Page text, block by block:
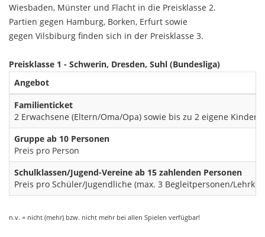
Wiesbaden, Münster und Flacht in die Preisklasse 2.
Partien gegen Hamburg, Borken, Erfurt sowie
gegen Vilsbiburg finden sich in der Preisklasse 3.
Preisklasse 1 - Schwerin, Dresden, Suhl (Bundesliga)
Angebot
Familienticket
2 Erwachsene (Eltern/Oma/Opa) sowie bis zu 2 eigene Kinder/
Gruppe ab 10 Personen
Preis pro Person
Schulklassen/Jugend-Vereine ab 15 zahlenden Personen
Preis pro Schüler/Jugendliche (max. 3 Begleitpersonen/
n.v. = nicht (mehr) bzw. nicht mehr bei allen Spielen verfügbar!